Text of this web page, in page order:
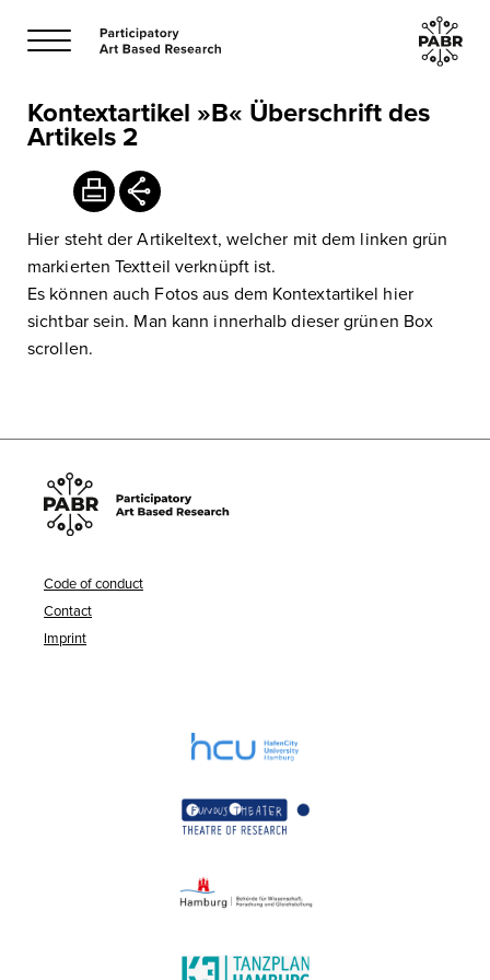
Kontextartikel »B« Überschrift des
Artikels 2
Hier steht der Artikeltext, welcher mit dem linken grün
markierten Textteil verknüpft ist.
Es können auch Fotos aus dem Kontextartikel hier
sichtbar sein. Man kann innerhalb dieser grünen Box
scrollen.
Code of conduct
Contact
Imprint